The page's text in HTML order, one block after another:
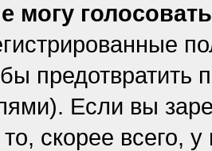
могу
предотвратить
Если вы
то, скорее всего,